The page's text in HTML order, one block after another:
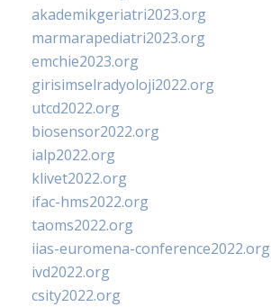
akademikgeriatri2023.org
marmarapediatri2023.org
emchie2023.org
girisimselradyoloji2022.org
utcd2022.org
biosensor2022.org
ialp2022.org
klivet2022.org
ifac-hms2022.org
taoms2022.org
iias-euromena-conference2022.org
ivd2022.org
csity2022.org